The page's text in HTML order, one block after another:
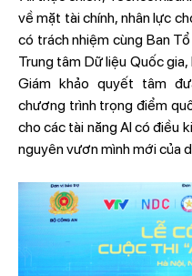
về mặt tài chính, nhân lực
có trách nhiệm cùng Ban
Trung tâm Dữ liệu Quốc
Giám khảo quyết tâm
chương trình trọng điểm
cho các tài năng AI có điều
nguyên vươn mình mới của